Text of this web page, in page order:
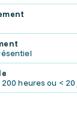
heures ou <